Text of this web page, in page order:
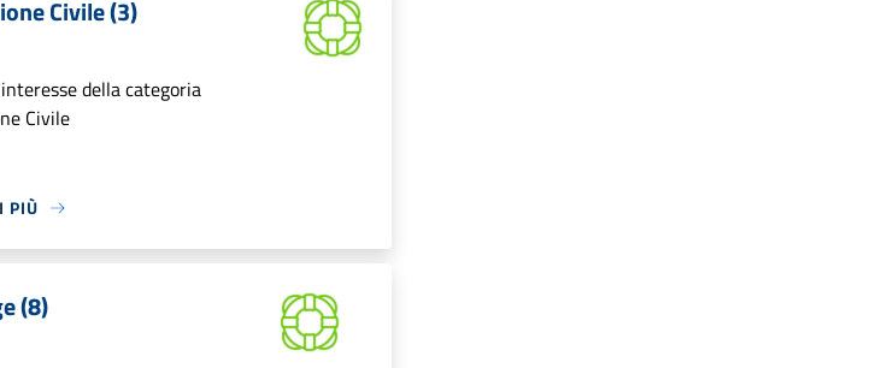
Civile (3)
della categoria
Civile
PIÙ
(8)